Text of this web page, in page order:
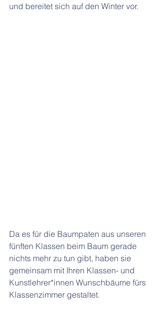
und bereitet sich auf den Winter vor.
Da es für die Baumpaten aus unseren
fünften Klassen beim Baum gerade
nichts mehr zu tun gibt, haben sie
gemeinsam mit Ihren Klassen- und
Kunstlehrer*innen Wunschbäume fürs
Klassenzimmer gestaltet.